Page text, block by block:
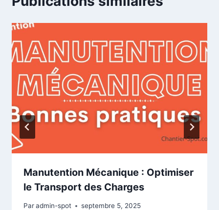
Manutention Mécanique : Optimiser
le Transport des Charges
Paradmin-spot septembre 5, 2025